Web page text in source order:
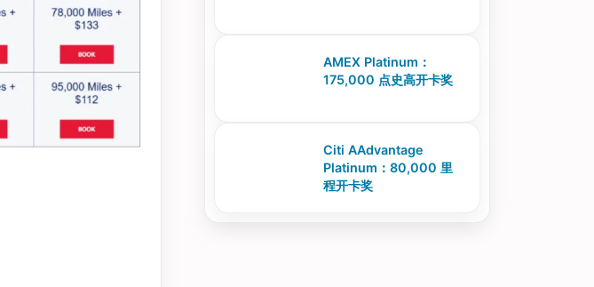
AMEX Platinum：
175,000 点史高开卡奖
Citi AAdvantage
Platinum：80,000 里
程开卡奖